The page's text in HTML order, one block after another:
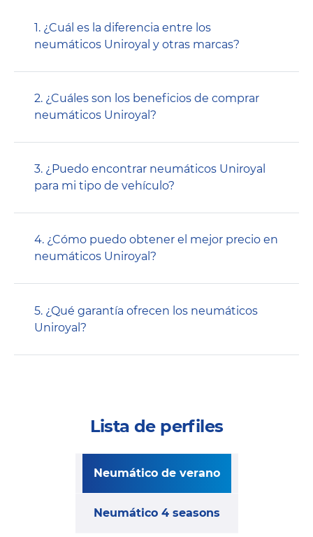
1. ¿Cuál es la diferencia entre los
neumáticos Uniroyal y otras marcas?
2. ¿Cuáles son los beneficios de comprar
neumáticos Uniroyal?
3. ¿Puedo encontrar neumáticos Uniroyal
para mi tipo de vehículo?
4. ¿Cómo puedo obtener el mejor precio en
neumáticos Uniroyal?
5. ¿Qué garantía ofrecen los neumáticos
Uniroyal?
Lista de perfiles
Neumático de verano
Neumático 4 seasons